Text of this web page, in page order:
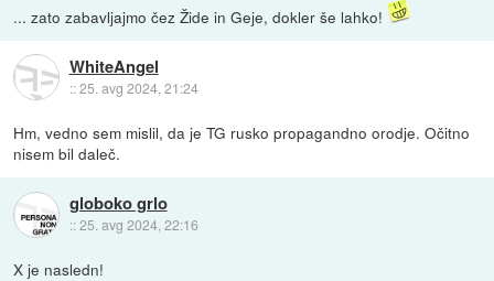
... zato zabavljajmo čez Žide in Geje, dokler še lahko!
WhiteAngel
::25. avg 2024, 21:24
Hm, vedno sem mislil, da je TG rusko propagandno orodje. Očitno
nisem bil daleč.
globoko grlo
::25. avg 2024, 22:16
X je nasledn!